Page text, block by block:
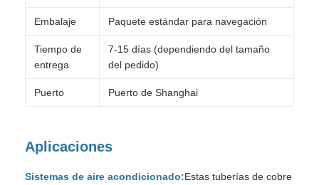
Embalaje Paquete estándar para navegación
Tiempo de
entrega
7-15 días (dependiendo del tamaño
del pedido)
Puerto Puerto de Shanghai
Aplicaciones
Sistemas de aire acondicionado:Estas tuberías de cobre